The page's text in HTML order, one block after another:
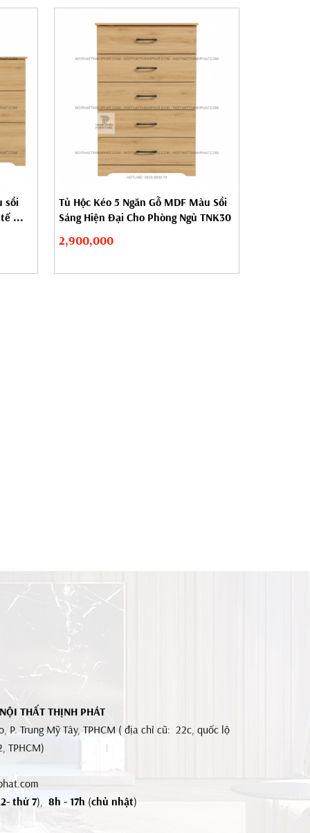
sồi
...
Tủ Hộc Kéo 5 Ngăn Gỗ MDF Màu Sồi
Sáng Hiện Đại Cho Phòng Ngủ TNK30
2,900,000
THẤT THỊNH PHÁT
P. Trung Mỹ Tây, TPHCM ( địa chỉ cũ: 22c, quốc lộ
TPHCM)
thứ 7), 8h - 17h (chủ nhật)